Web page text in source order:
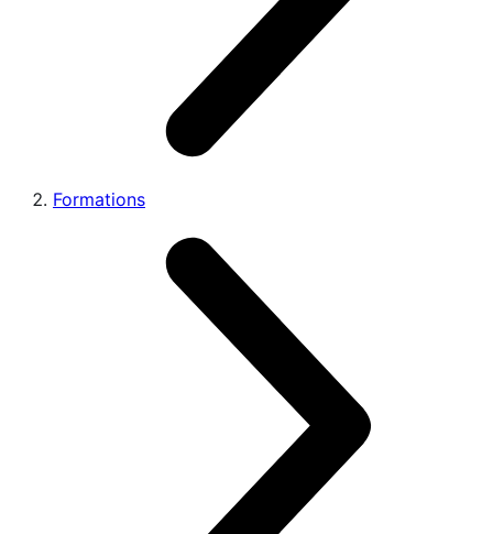
Formations